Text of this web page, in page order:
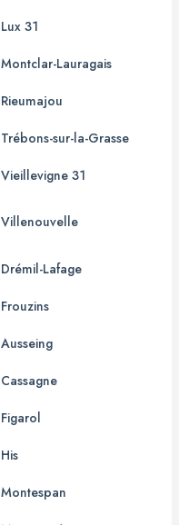
Lux 31
Montclar-Lauragais
Rieumajou
Trébons-sur-la-Grasse
Vieillevigne 31
Villenouvelle
Drémil-Lafage
Frouzins
Ausseing
Cassagne
Figarol
His
Montespan